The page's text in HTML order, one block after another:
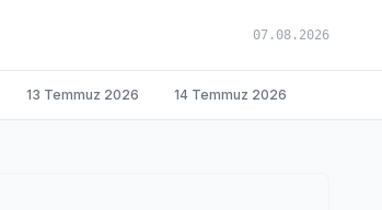
07.08.2026
13 Temmuz 2026 14 Temmuz 2026